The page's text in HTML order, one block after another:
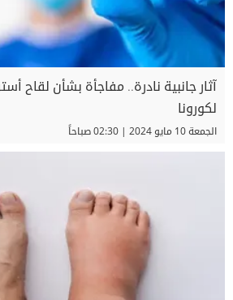
آثار جانبية نادرة.. مفاجأة بشأن لقاح
لكورونا
الجمعة 10 مايو 2024 | 02:30 صباحاً